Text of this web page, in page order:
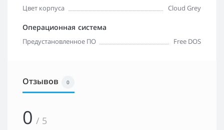
Цвет корпуса Cloud Grey
Операционная система
Предустановленное ПО Free DOS
Отзывов 0
0 / 5